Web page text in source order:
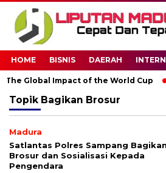
HOME BISNIS DAERAH
Global Impact of the World Cup
Topik Bagikan Brosur
Madura
Satlantas Polres Sampang Bagikan
Brosur dan Sosialisasi Kepada
Pengendara